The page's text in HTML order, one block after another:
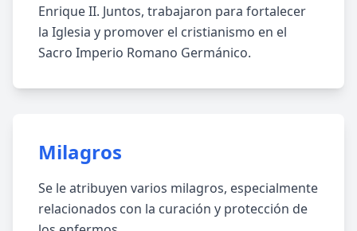
Enrique II. Juntos, trabajaron para fortalecer
la Iglesia y promover el cristianismo en el
Sacro Imperio Romano Germánico.
Milagros
Se le atribuyen varios milagros, especialmente
relacionados con la curación y protección de